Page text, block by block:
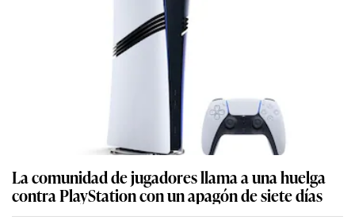
La comunidad de jugadores llama a una huelga
contra PlayStation con un apagón de siete días